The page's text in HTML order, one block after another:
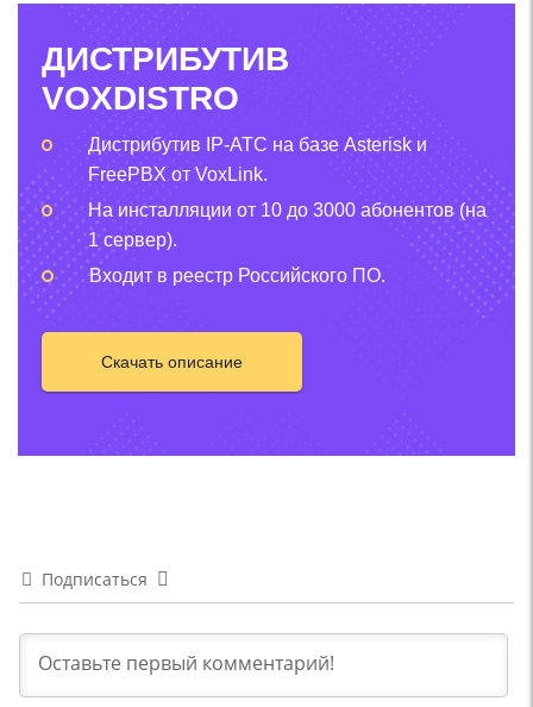
ДИСТРИБУТИВ
VOXDISTRO
Дистрибутив IP-АТС на базе Asterisk и
FreePBX от VoxLink.
На инсталляции от 10 до 3000 абонентов (на
1 сервер).
Входит в реестр Российского ПО.
Скачать описание
Подписаться